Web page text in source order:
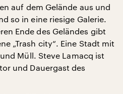
auf dem Gelände aus und
so in eine riesige Galerie.
Ende des Geländes gibt
„Trash city“. Eine Stadt mit
Müll. Steve Lamacq ist
und Dauergast des